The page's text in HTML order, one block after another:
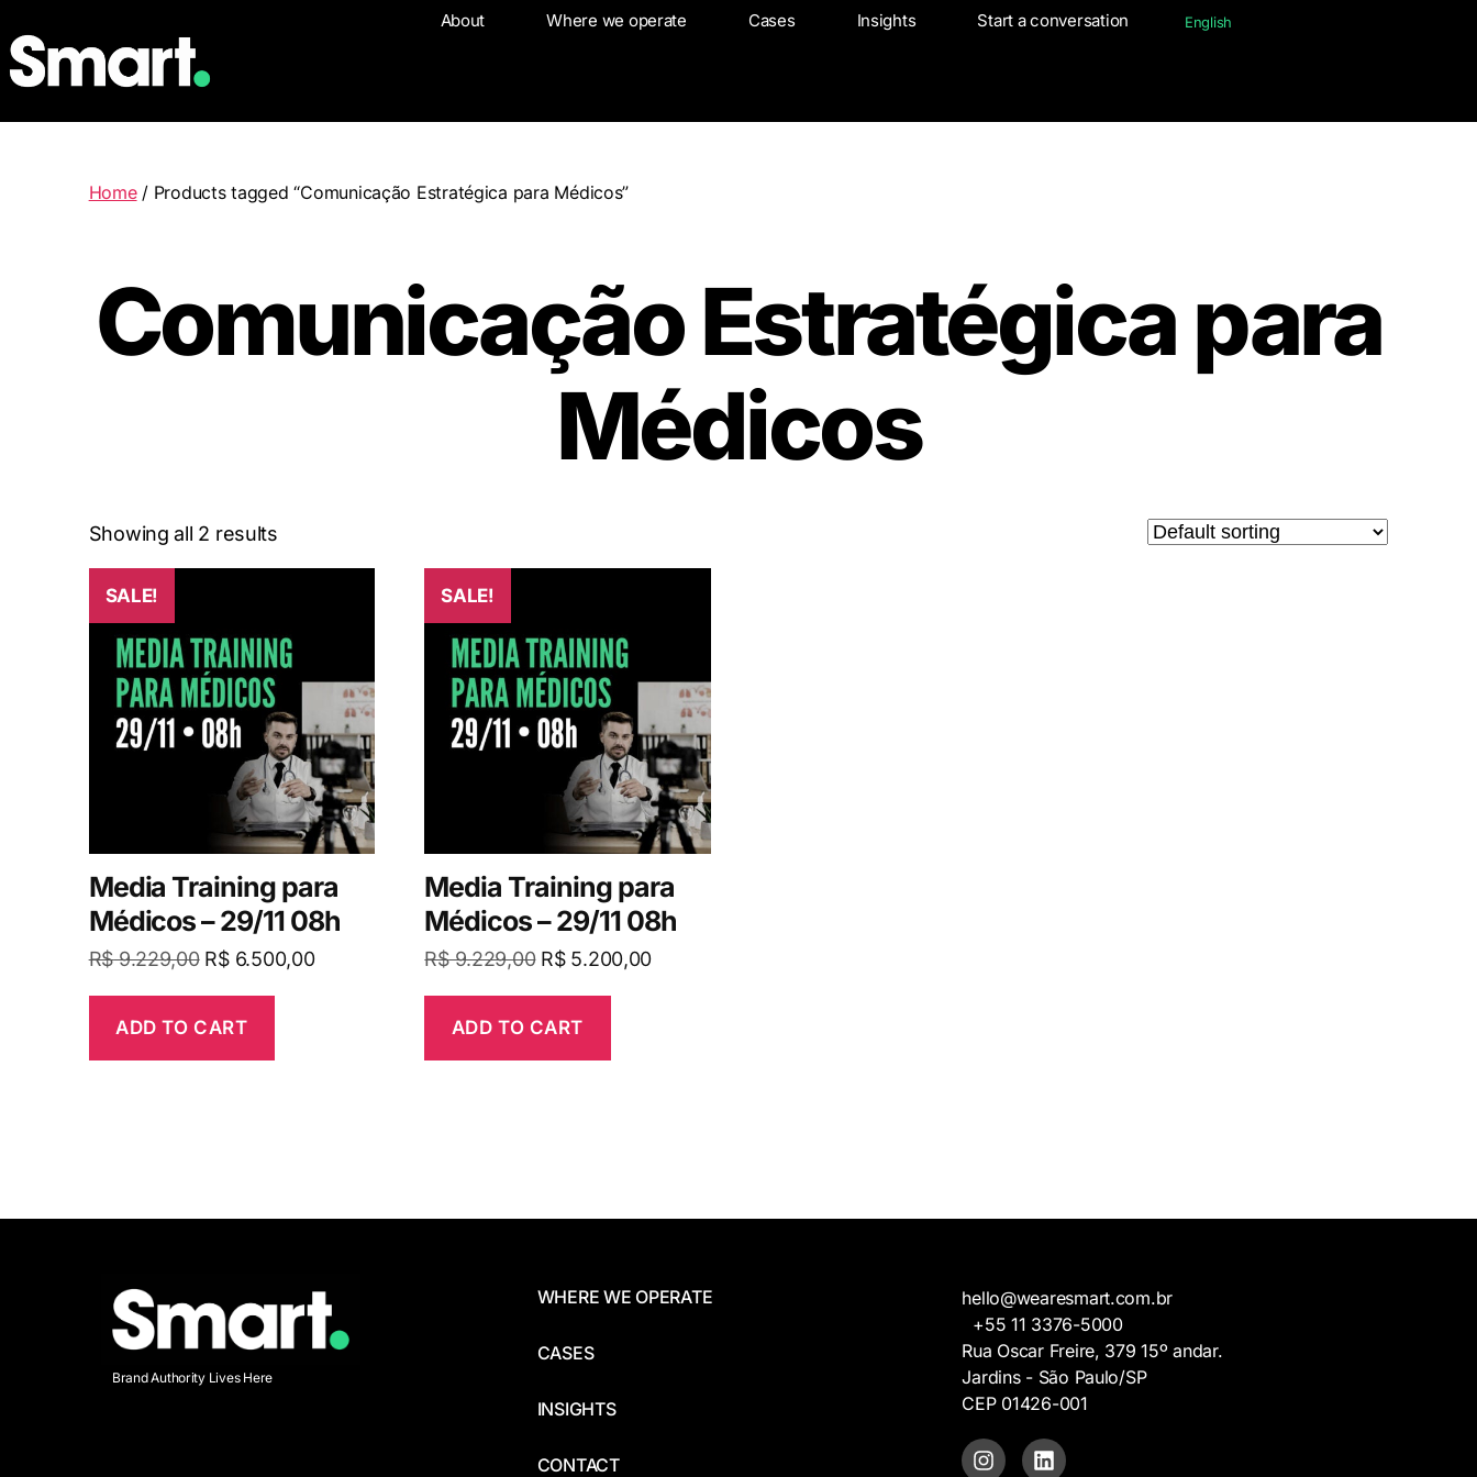
About Where we operate Cases Insights Start a conversation English
Where we operate Insights Start a conversation
Home/ Products tagged “Comunicação Estratégica para Médicos”
Comunicação Estratégica para
Médicos
Showing all 2 results
SALE!
Media Training para
Médicos – 29/11 08h
R$9.229,00 R$6.500,00
ADD TO CART
SALE!
Media Training para
Médicos – 29/11 08h
R$9.229,00 R$5.200,00
ADD TO CART
Brand Authority Lives Here
WHERE WE OPERATE
CASES
INSIGHTS
CONTACT
hello@wearesmart.com.br
+55 11 3376-5000
Rua Oscar Freire, 379 15º andar.
Jardins - São Paulo/SP
CEP 01426-001